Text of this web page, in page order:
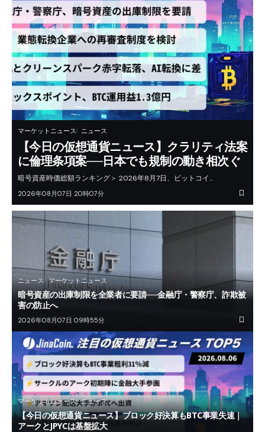
マーケットニュース ニュース
【今日の仮想通貨ニュース】クラリティ法案
に倫理条項案──日本でも規制の動き相次ぐ
暗号資産時価総額ランキング＞ 2026年8月7日、ビットコイ…
2026年08月07日 20時07分
ニュース マーケットニュース
暗号資産の出庫制限を全業者に要請──金融庁・警察庁、詐欺被
害の防止へ
2026年08月07日 09時55分
マーケットニュース ニュース
【今日の仮想通貨ニュース】ブロック好決算もBTC事業失速｜
アークとJPYCは基盤拡大